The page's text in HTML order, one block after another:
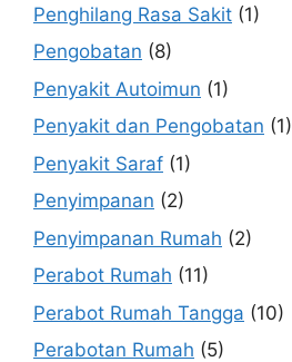
Penghilang Rasa Sakit (1)
Pengobatan (8)
Penyakit Autoimun (1)
Penyakit dan Pengobatan (1)
Penyakit Saraf (1)
Penyimpanan (2)
Penyimpanan Rumah (2)
Perabot Rumah (11)
Perabot Rumah Tangga (10)
Perabotan Rumah (5)